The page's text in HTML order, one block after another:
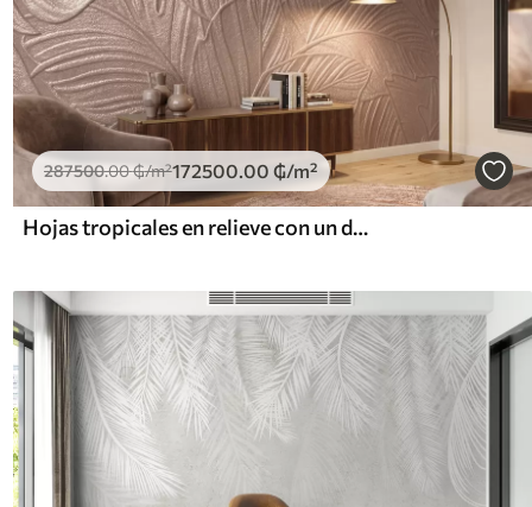
287500.00₲/m²172500 .00 ₲/m²
Hojas tropicales en relieve con un delicado diseño en tonos beige cálidos